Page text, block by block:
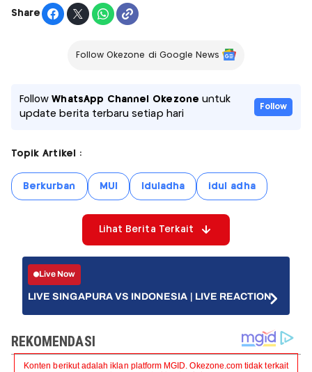
Share
Follow Okezone di Google News
FollowWhatsApp Channel Okezone untuk
update berita terbaru setiap hari
Follow
Topik Artikel :
Berkurban MUI Iduladha idul adha
Lihat Berita Terkait
Live Now
LIVE SINGAPURA VS INDONESIA | LIVE REACTION